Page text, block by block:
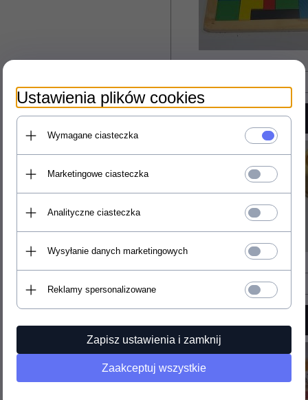
Ustawienia plików cookies
Wymagane ciasteczka
Marketingowe ciasteczka
Analityczne ciasteczka
Wysyłanie danych marketingowych
Reklamy spersonalizowane
Zapisz ustawienia i zamknij
Zaakceptuj wszystkie